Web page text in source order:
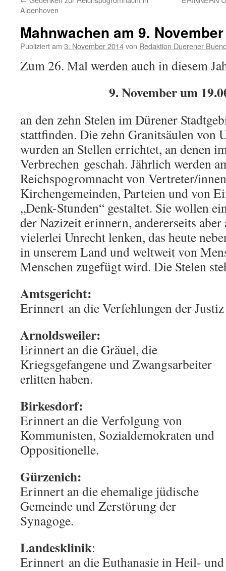
Aldenhoven
Mahnwachen am 9.
Publiziert am 3. November 2014von Redaktion Duerener
Zum 26. Mal werden auch in diesem
9. November um
an den zehn Stelen im Dürener
stattfinden. Die zehn Granitsäulen von
wurden an Stellen errichtet, an denen
Verbrechen geschah. Jährlich werden
Reichspogromnacht von Vertreter/
Kirchengemeinden, Parteien und von
„Denk-Stunden“ gestaltet. Sie wollen
der Nazizeit erinnern, andererseits
vielerlei Unrecht lenken, das heute
in unserem Land und weltweit von
Menschen zugefügt wird. Die Stelen
Amtsgericht:
Erinnert an die Verfehlungen der
Arnoldsweiler:
Erinnert an die Gräuel, die
Kriegsgefangene und Zwangsarbeiter
erlitten haben.
Birkesdorf:
Erinnert an die Verfolgung von
Kommunisten, Sozialdemokraten und
Oppositionelle.
Gürzenich:
Erinnert an die ehemalige jüdische
Gemeinde und Zerstörung der
Synagoge.
Landesklinik:
Erinnert an die Euthanasie in Heil- und